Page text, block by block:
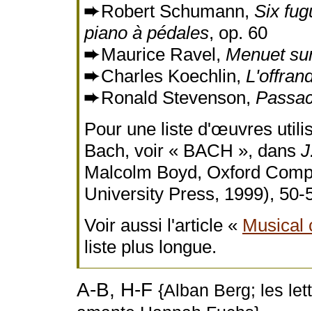
➨Robert Schumann, Six
piano à pédales, op. 60
➨Maurice Ravel, Menuet
➨Charles Koechlin,
➨Ronald Stevenson,
Pour une liste d'œuvres
Bach, voir « BACH », dans
Malcolm Boyd, Oxford
University Press, 1999), 50-
Voir aussi l'article « Musical
liste plus longue.
A-B, H-F {Alban Berg; les